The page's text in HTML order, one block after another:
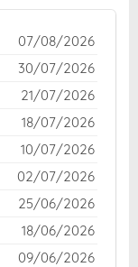
07/08/2026
30/07/2026
21/07/2026
18/07/2026
10/07/2026
02/07/2026
25/06/2026
18/06/2026
09/06/2026